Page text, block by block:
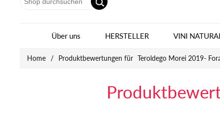
Über uns HERSTELLER VINI
Home / Produktbewertungen für Teroldego Morei 2019-